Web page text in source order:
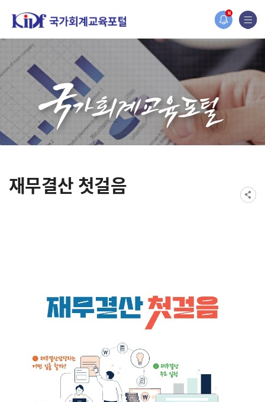
N
2019년도 국가회계 전문교육 사전수요조사 안내
[설문조사] 2019년도 국가회계 전문교육 사전수요조사 안내
재무결산 첫걸음